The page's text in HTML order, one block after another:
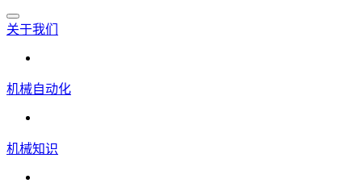
关于我们
机械自动化
机械知识